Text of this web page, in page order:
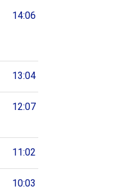
14:06
13:04
12:07
11:02
10:03